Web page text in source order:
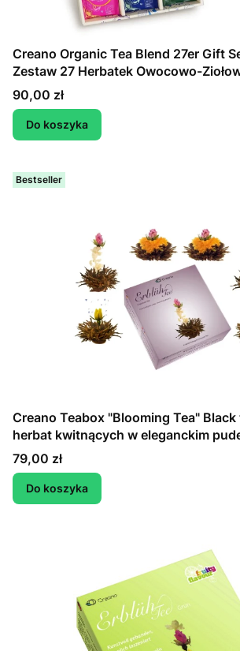
Creano Organic Tea Blend 27er Gift
Zestaw 27 Herbatek Owocowo-
Cena
90,00 zł
Do koszyka
Bestseller
Creano Teabox "Blooming Tea"
herbat kwitnących w eleganckim
Cena
79,00 zł
Do koszyka